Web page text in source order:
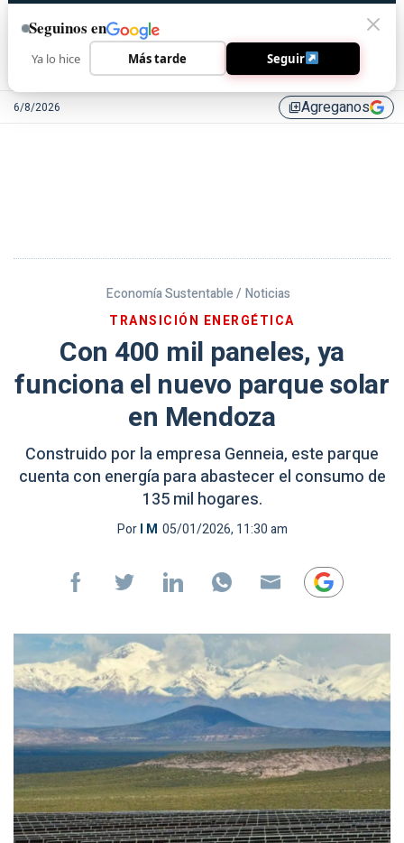
6/8/2026 library_addAgreganos
Economía Sustentable / Noticias
TRANSICIÓN ENERGÉTICA
Con 400 mil paneles, ya
funciona el nuevo parque solar
en Mendoza
Construido por la empresa Genneia, este parque
cuenta con energía para abastecer el consumo de
135 mil hogares.
PorI M 05/01/2026, 11:30 am
Seguinos en
Ya lo hice Más tarde Seguir